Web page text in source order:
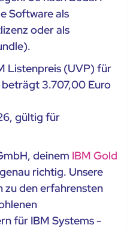
Software als
oder als
Listenpreis (UVP) für
3.707,00 Euro
gültig für
deinem IBM Gold
richtig. Unsere
zu den erfahrensten
für IBM Systems -